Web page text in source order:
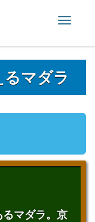
Toggle
マダラ
マダラ。京